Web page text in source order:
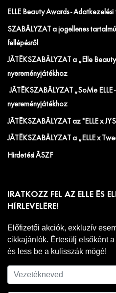
ELLE Beauty Awards -
SZABÁLYZAT a jogellenes
fellépésről
JÁTÉKSZABÁLYZAT a „Elle
nyereményjátékhoz
JÁTÉKSZABÁLYZAT „SoMe ELLE
nyereményjátékhoz
JÁTÉKSZABÁLYZAT az "ELLE x
JÁTÉKSZABÁLYZAT a „ELLE x
Hirdetési ÁSZF
IRATKOZZ FEL AZ ELLE ÉS
HÍRLEVELÉRE!
Előfizetői akciók, exkluzív
cikkajánlók. Értesülj elsőként
és less be a kulisszák mögé!